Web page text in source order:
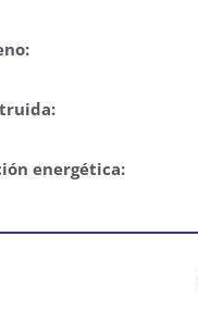
energética: